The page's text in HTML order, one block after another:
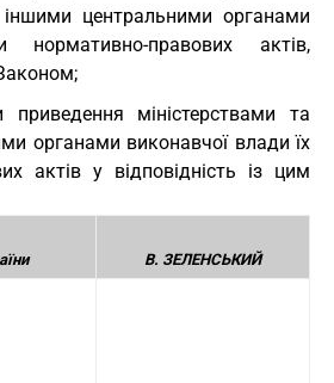
іншими центральними органами
нормативно-правових актів,
приведення міністерствами та
органами виконавчої влади їх
актів у відповідність із цим
В. ЗЕЛЕНСЬКИЙ